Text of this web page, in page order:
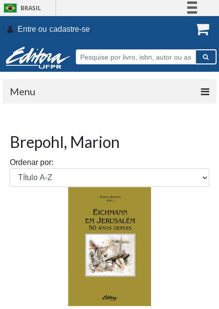
BRASIL
Participe
Entre ou cadastre-se.
Menu
Brepohl, Marion
Ordenar por: